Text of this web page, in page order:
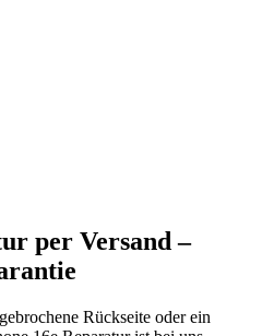
per Versand –
Rückseite oder ein